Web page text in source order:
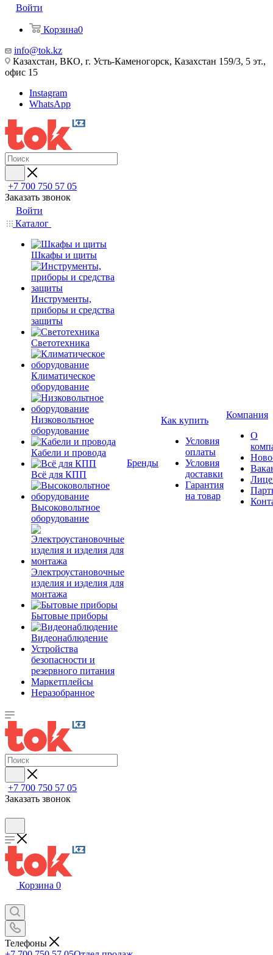
Войти
Корзина0
info@tok.kz
Казахстан, ВКО, г. Усть-Каменогорск, Казахстан 159/3, 5 эт.,
офис 15
Instagram
WhatsApp
+7 700 750 57 05
Заказать звонок
Войти
Каталог
Шкафы и щиты
Инструменты,
приборы и средства
защиты
Светотехника
Климатическое
оборудование
Низковольтное
оборудование
Кабели и провода
Всё для КПП
Высоковольтное
оборудование
Электроустановочные
изделия и изделия для
монтажа
Бытовые приборы
Видеонаблюдение
Устройства
безопасности и
резервного питания
Маркетплейсы
Неразобранное
Бренды
Как купить
Условия
оплаты
Условия
доставки
Гарантия
на товар
Компания
О
+7 700 750 57 05
Заказать звонок
Корзина 0
Телефоны